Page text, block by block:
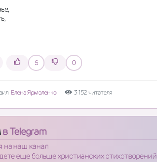
6 0
Елена Ярмоленко 3152 читателя
в Telegram
на наш канал
еще больше христианских стихотворений